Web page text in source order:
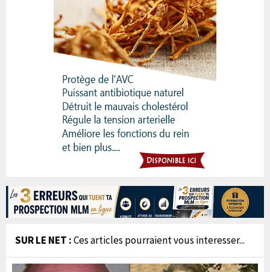
SUR LE NET :Ces articles pourraient vous interesser...